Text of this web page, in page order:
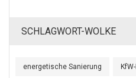
SCHLAGWORT-WOLKE
energetische Sanierung